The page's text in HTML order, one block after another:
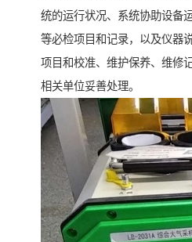
统的运行状况、系统协助设备
等必检项目和记录，以及仪器
项目和校准、维护保养、维修
相关单位妥善处理。